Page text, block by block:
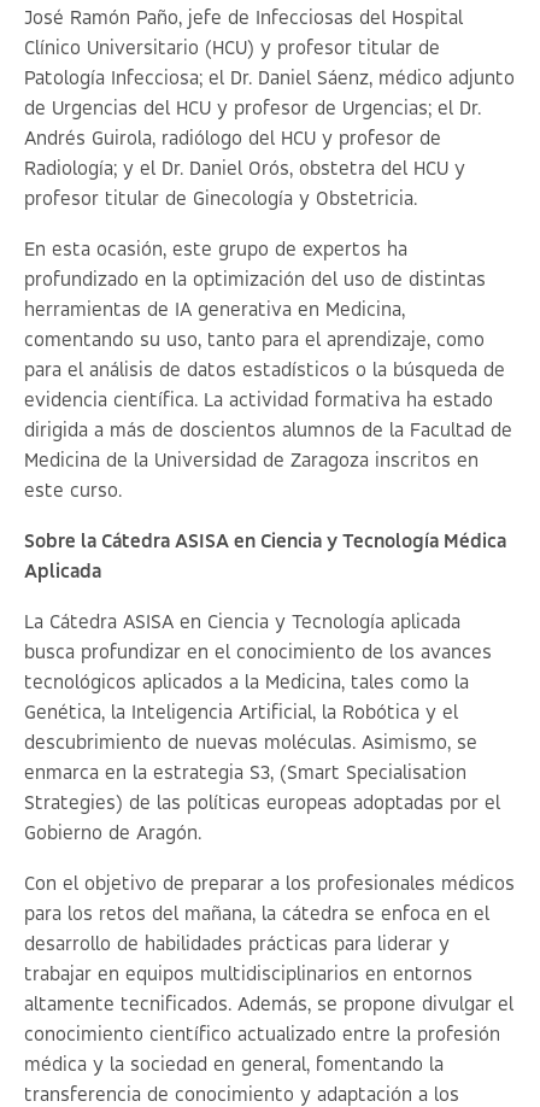
José Ramón Paño, jefe de Infecciosas del Hospital
Clínico Universitario (HCU) y profesor titular de
Patología Infecciosa; el Dr. Daniel Sáenz, médico adjunto
de Urgencias del HCU y profesor de Urgencias; el Dr.
Andrés Guirola, radiólogo del HCU y profesor de
Radiología; y el Dr. Daniel Orós, obstetra del HCU y
profesor titular de Ginecología y Obstetricia.
En esta ocasión, este grupo de expertos ha
profundizado en la optimización del uso de distintas
herramientas de IA generativa en Medicina,
comentando su uso, tanto para el aprendizaje, como
para el análisis de datos estadísticos o la búsqueda de
evidencia científica. La actividad formativa ha estado
dirigida a más de doscientos alumnos de la Facultad de
Medicina de la Universidad de Zaragoza inscritos en
este curso.
Sobre la Cátedra ASISA en Ciencia y Tecnología Médica
Aplicada
La Cátedra ASISA en Ciencia y Tecnología aplicada
busca profundizar en el conocimiento de los avances
tecnológicos aplicados a la Medicina, tales como la
Genética, la Inteligencia Artificial, la Robótica y el
descubrimiento de nuevas moléculas. Asimismo, se
enmarca en la estrategia S3, (Smart Specialisation
Strategies) de las políticas europeas adoptadas por el
Gobierno de Aragón.
Con el objetivo de preparar a los profesionales médicos
para los retos del mañana, la cátedra se enfoca en el
desarrollo de habilidades prácticas para liderar y
trabajar en equipos multidisciplinarios en entornos
altamente tecnificados. Además, se propone divulgar el
conocimiento científico actualizado entre la profesión
médica y la sociedad en general, fomentando la
transferencia de conocimiento y adaptación a los